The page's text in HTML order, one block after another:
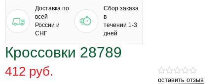
Доставка по
всей
России и
СНГ
Сбор заказа
в
течении 1-3
дней
Кроссовки 28789
оставить отзыв
412 руб.